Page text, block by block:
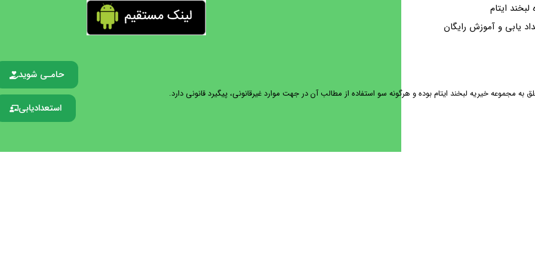
لبخند ایتام
یابی و آموزش رایگان
مجموعه خیریه لبخند ایتام بوده و هرگونه سو استفاده از مطالب آن در جهت موارد غیرقانونی، پیگیرد قانونی دارد.
استعدادیابی
حامـی شوید